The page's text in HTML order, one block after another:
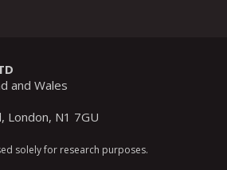
and Wales
London, N1 7GU
solely for research purposes.